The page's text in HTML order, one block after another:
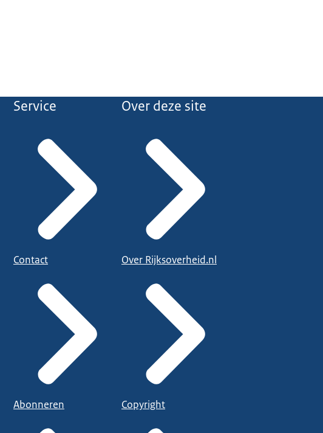
Service
Contact
Abonneren
Over deze site
Over Rijksoverheid.nl
Copyright